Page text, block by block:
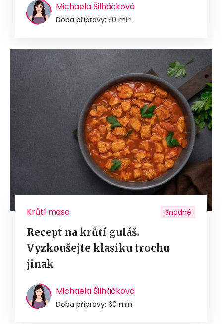
Michaela Šilháčková
Doba přípravy: 50 min
Krůtí maso Snadné
Recept na krůtí guláš.
Vyzkoušejte klasiku trochu
jinak
Michaela Šilháčková
Doba přípravy: 60 min